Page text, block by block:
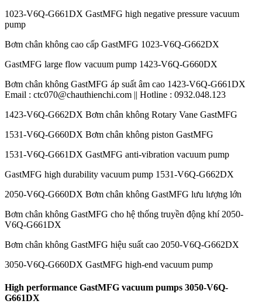
1023-V6Q-G661DX GastMFG high negative pressure vacuum
pump
Bơm chân không cao cấp GastMFG 1023-V6Q-G662DX
GastMFG large flow vacuum pump 1423-V6Q-G660DX
Bơm chân không GastMFG áp suất âm cao 1423-V6Q-G661DX
Email : ctc070@chauthienchi.com || Hotline : 0932.048.123
1423-V6Q-G662DX Bơm chân không Rotary Vane GastMFG
1531-V6Q-G660DX Bơm chân không piston GastMFG
1531-V6Q-G661DX GastMFG anti-vibration vacuum pump
GastMFG high durability vacuum pump 1531-V6Q-G662DX
2050-V6Q-G660DX Bơm chân không GastMFG lưu lượng lớn
Bơm chân không GastMFG cho hệ thống truyền động khí 2050-
V6Q-G661DX
Bơm chân không GastMFG hiệu suất cao 2050-V6Q-G662DX
3050-V6Q-G660DX GastMFG high-end vacuum pump
High performance GastMFG vacuum pumps 3050-V6Q-
G661DX